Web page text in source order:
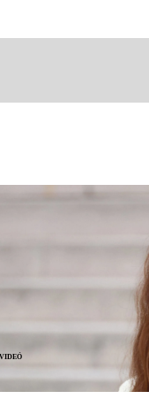
Videó